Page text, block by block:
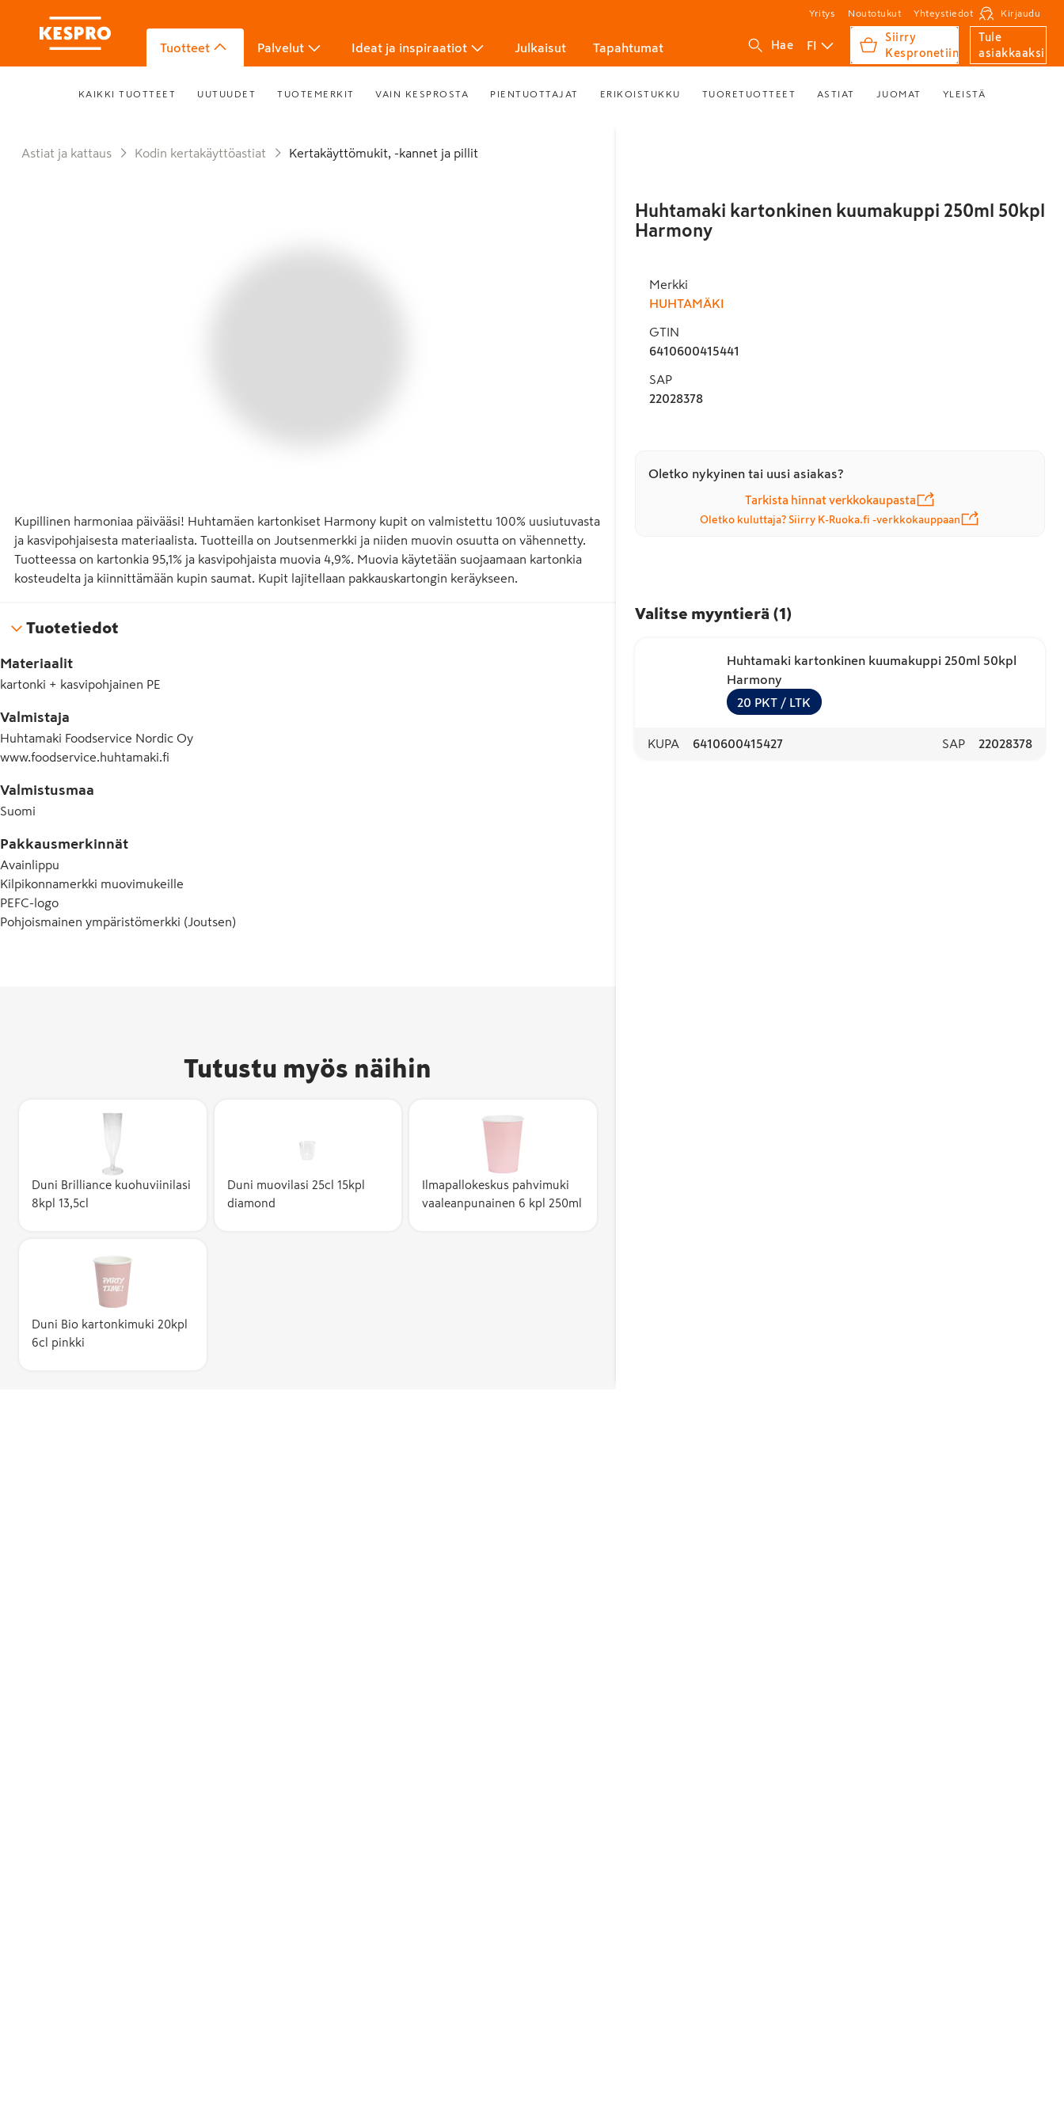
Yritys Noutotukut Yhteystiedot Kirjaudu
Tuotteet Palvelut Ideat ja inspiraatiot Julkaisut Tapahtumat Hae FI
Siirry
Kespronetiin
Tule
asiakkaaksi
KAIKKI TUOTTEET UUTUUDET TUOTEMERKIT VAIN KESPROSTA PIENTUOTTAJAT ERIKOISTUKKU TUORETUOTTEET ASTIAT JUOMAT YLEISTÄ
Astiat ja kattaus Kodin kertakäyttöastiat Kertakäyttömukit, -kannet ja pillit
Kupillinen harmoniaa päivääsi! Huhtamäen kartonkiset Harmony kupit on valmistettu 100% uusiutuvasta
ja kasvipohjaisesta materiaalista. Tuotteilla on Joutsenmerkki ja niiden muovin osuutta on vähennetty.
Tuotteessa on kartonkia 95,1% ja kasvipohjaista muovia 4,9%. Muovia käytetään suojaamaan kartonkia
kosteudelta ja kiinnittämään kupin saumat. Kupit lajitellaan pakkauskartongin keräykseen.
Tuotetiedot
Materiaalit
kartonki + kasvipohjainen PE
Valmistaja
Huhtamaki Foodservice Nordic Oy
www.foodservice.huhtamaki.fi
Valmistusmaa
Suomi
Pakkausmerkinnät
Avainlippu
Kilpikonnamerkki muovimukeille
PEFC-logo
Pohjoismainen ympäristömerkki (Joutsen)
Tutustu myös näihin
Duni Brilliance kuohuviinilasi
8kpl 13,5cl
Duni muovilasi 25cl 15kpl
diamond
Ilmapallokeskus pahvimuki
vaaleanpunainen 6 kpl 250ml
Duni Bio kartonkimuki 20kpl
6cl pinkki
Huhtamaki kartonkinen kuumakuppi 250ml 50kpl
Harmony
Merkki
HUHTAMÄKI
GTIN
6410600415441
SAP
22028378
Oletko nykyinen tai uusi asiakas?
Tarkista hinnat verkkokaupasta
Oletko kuluttaja? Siirry K-Ruoka.fi -verkkokauppaan
Valitse myyntierä (1 )
Huhtamaki kartonkinen kuumakuppi 250ml 50kpl
Harmony
20 PKT / LTK
KUPA 6410600415427 SAP 22028378